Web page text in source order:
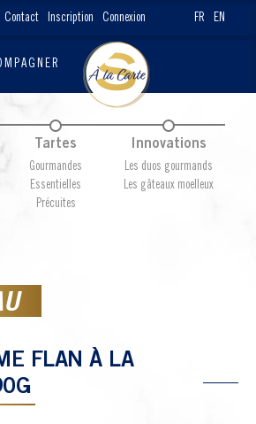
Contact Inscription Connexion FR EN
Tartes
Gourmandes
Essentielles
Précuites
Innovations
Les duos gourmands
Les gâteaux moelleux
FLAN À LA